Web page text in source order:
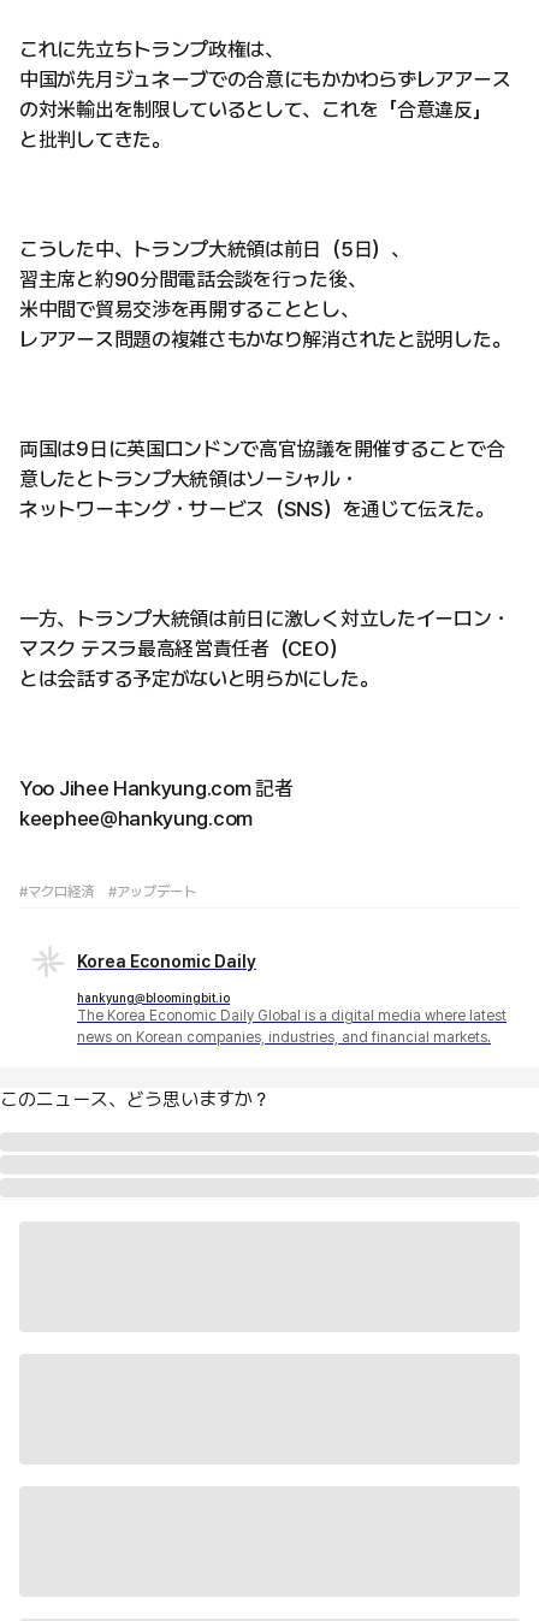
これに先立ちトランプ政権は、
中国が先月ジュネーブでの合意にもかかわらずレアアース
の対米輸出を制限しているとして、これを「合意違反」
と批判してきた。
こうした中、トランプ大統領は前日（5日）、
習主席と約90分間電話会談を行った後、
米中間で貿易交渉を再開することとし、
レアアース問題の複雑さもかなり解消されたと説明した。
両国は9日に英国ロンドンで高官協議を開催することで合
意したとトランプ大統領はソーシャル・
ネットワーキング・サービス（SNS）を通じて伝えた。
一方、トランプ大統領は前日に激しく対立したイーロン・
マスク テスラ最高経営責任者（CEO）
とは会話する予定がないと明らかにした。
Yoo Jihee Hankyung.com 記者
keephee@hankyung.com
#マクロ経済 #アップデート
Korea Economic Daily
hankyung@bloomingbit.io
The Korea Economic Daily Global is a digital media where latest
news on Korean companies, industries, and financial markets.
このニュース、どう思いますか？